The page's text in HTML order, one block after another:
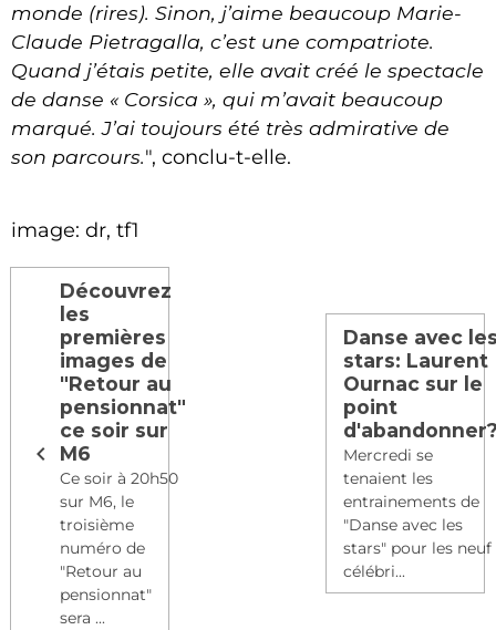
monde (rires). Sinon, j’aime beaucoup Marie-
Claude Pietragalla, c’est une compatriote.
Quand j’étais petite, elle avait créé le spectacle
de danse « Corsica », qui m’avait beaucoup
marqué. J’ai toujours été très admirative de
son parcours.", conclu-t-elle.
image: dr, tf1
Découvrez
les
premières
images de
"Retour au
pensionnat"
ce soir sur
M6
Ce soir à 20h50
sur M6, le
troisième
numéro de
"Retour au
pensionnat"
sera ...
Danse avec
stars: Laurent
Ournac sur le
point
Mercredi se
tenaient les
entrainements de
"Danse avec les
stars" pour les neuf
célébri...